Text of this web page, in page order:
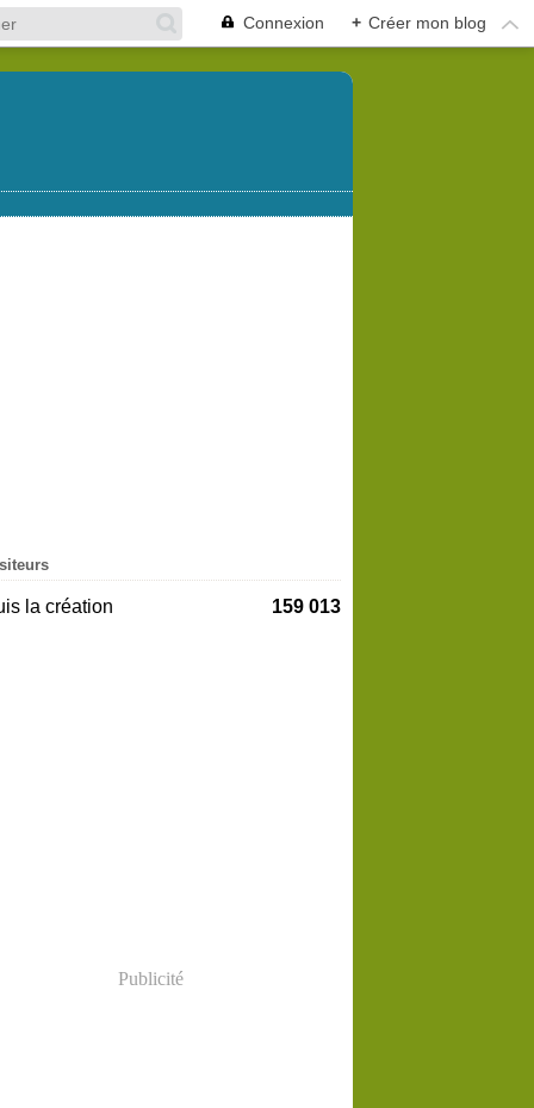
Connexion + Créer mon blog
la création 159 013
Publicité